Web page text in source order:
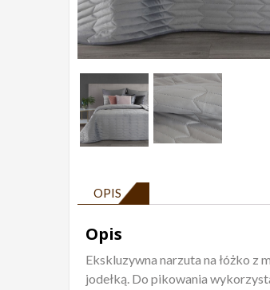
OPIS
Opis
Ekskluzywna narzuta na łóżko z
jodełką. Do pikowania